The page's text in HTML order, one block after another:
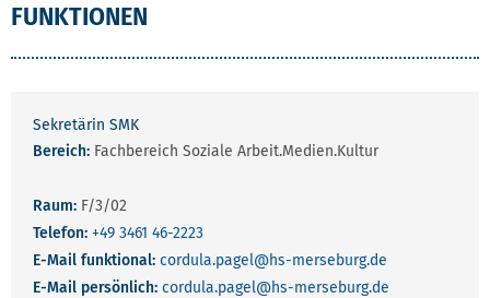
FUNKTIONEN
Sekretärin SMK
Bereich: Fachbereich Soziale Arbeit.Medien.Kultur
Raum: F/3/02
Telefon: +49 3461 46-2223
E-Mail funktional: cordula.pagel@hs-merseburg.de
E-Mail persönlich: cordula.pagel@hs-merseburg.de